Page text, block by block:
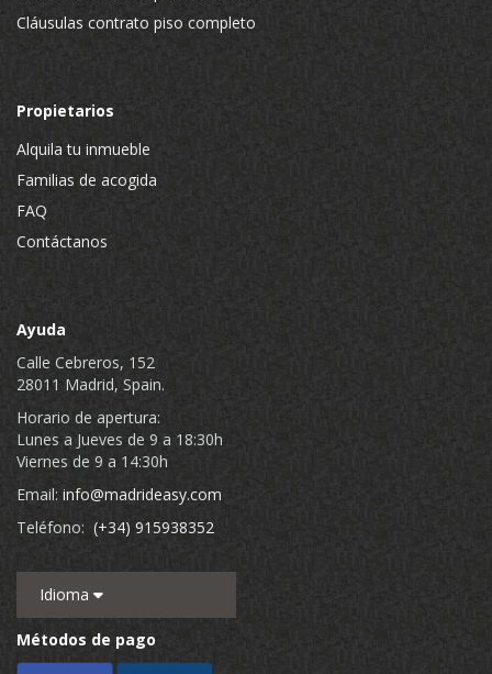
Cláusulas contrato piso completo
Propietarios
Alquila tu inmueble
Familias de acogida
FAQ
Contáctanos
Ayuda
Calle Cebreros, 152
28011 Madrid, Spain.
Horario de apertura:
Lunes a Jueves de 9 a 18:30h
Viernes de 9 a 14:30h
Email: info@madrideasy.com
Teléfono: (+34) 915938352
Idioma
Métodos de pago